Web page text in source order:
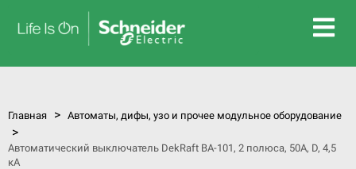
Главная > Автоматы, дифы, узо и прочее модульное оборудование
>
Автоматический выключатель DekRaft ВА-101, 2 полюса, 50А, D, 4,5
кА